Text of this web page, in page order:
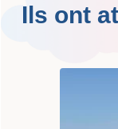
Ils ont